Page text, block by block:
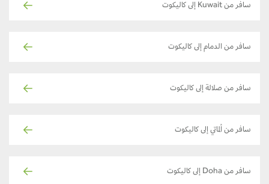
سافر من Kuwait إلى كاليكوت
سافر من الدمام إلى كاليكوت
سافر من صلالة إلى كاليكوت
سافر من ألماتي إلى كاليكوت
سافر من Doha إلى كاليكوت